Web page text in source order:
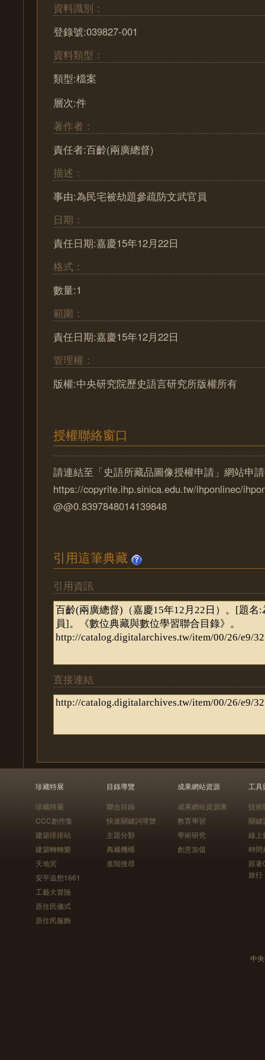
資料識別：
登錄號:039827-001
資料類型：
類型:檔案
層次:件
著作者：
責任者:百齡(兩廣總督)
描述：
事由:為民宅被劫題參疏防文武官員
日期：
責任日期:嘉慶15年12月22日
格式：
數量:1
範圍：
責任日期:嘉慶15年12月22日
管理權：
版權:中央研究院歷史語言研究所版權所有
授權聯絡窗口
請連結至「史語所藏品圖像授權申請」網站申
https://copyrite.ihp.sinica.edu.tw/ihponlinec/
@@0.8397848014139848
引用這筆典藏
引用資訊
直接連結
珍藏特展
珍藏特展
CCC創作集
建築排排站
建築轉轉樂
天地宮
安平追想1661
工藝大冒險
原住民儀式
原住民服飾
目錄導覽
聯合目錄
快速關鍵詞導覽
主題分類
典藏機構
進階搜尋
成果網站資源
成果網站資源庫
教育學習
學術研究
創意加值
工具
技術
關鍵
線上
時間
跟
旅行
中